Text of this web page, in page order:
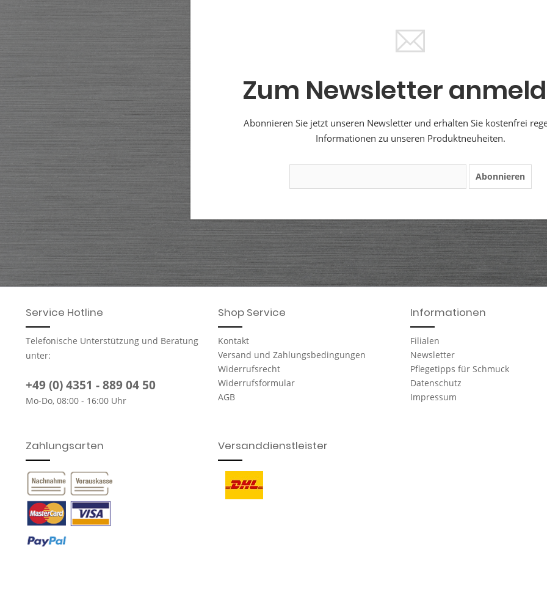
Zum Newsletter
Abonnieren Sie jetzt unseren Newsletter und erhalten Sie kostenfrei
Informationen zu unseren Produktneuheiten.
Abonnieren
Service Hotline
Telefonische Unterstützung und Beratung
unter:
+49 (0) 4351 - 889 04 50
Mo-Do, 08:00 - 16:00 Uhr
Shop Service
Kontakt
Versand und Zahlungsbedingungen
Widerrufsrecht
Widerrufsformular
AGB
Informationen
Filialen
Newsletter
Pflegetipps für Schmuck
Datenschutz
Impressum
Zahlungsarten Versanddienstleister